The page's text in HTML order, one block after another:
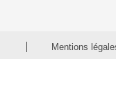
Mentions